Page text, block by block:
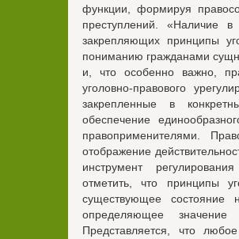
функции, формируя
преступлений. «Наличие в
закрепляющих принципы
пониманию гражданами
и, что особенно важно,
уголовно-правового
закрепленные в
обеспечение
правоприменителями.
отображение
инструмент
отметить, что принципы
существующее
определяющее
Представляется, что